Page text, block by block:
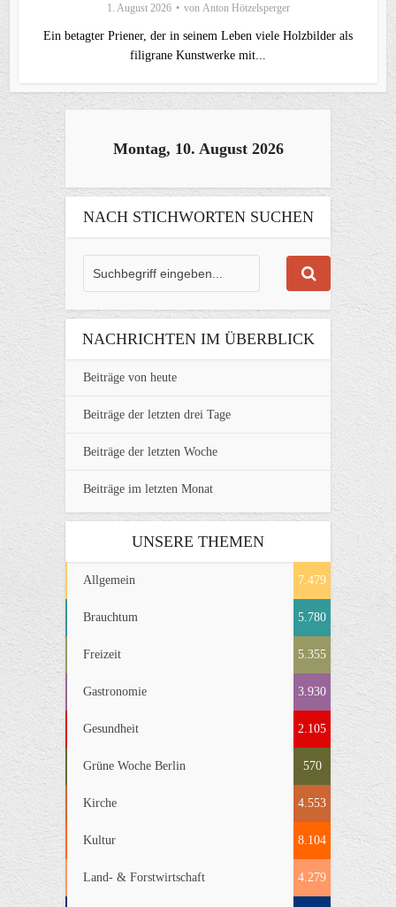
1. August 2026 von Anton Hötzelsperger
Ein betagter Priener, der in seinem Leben viele Holzbilder als
filigrane Kunstwerke mit...
Montag, 10. August 2026
NACH STICHWORTEN SUCHEN
NACHRICHTEN IM ÜBERBLICK
Beiträge von heute
Beiträge der letzten drei Tage
Beiträge der letzten Woche
Beiträge im letzten Monat
UNSERE THEMEN
Allgemein 7.479
Brauchtum 5.780
Freizeit 5.355
Gastronomie 3.930
Gesundheit 2.105
Grüne Woche Berlin 570
Kirche 4.553
Kultur 8.104
Land- & Forstwirtschaft 4.279